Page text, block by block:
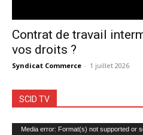
Contrat de travail
vos droits ?
Syndicat Commerce - 1 juillet 2026
SCID TV
Lecteur
Media error: Format(s) not supported or